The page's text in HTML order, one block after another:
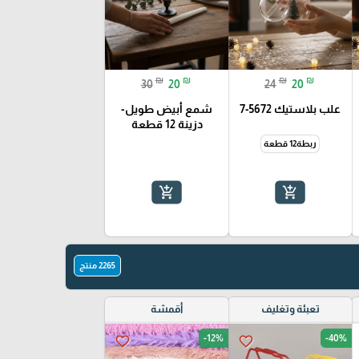
24 ₪ 20 ₪
علب بلاستيك 5672-7
ربطة12 قطعة
add_shopping_cart
30 ₪ 20 ₪
شمع أبيض طويل-
دزينة 12 قطعة
add_shopping_cart
2265 منتج
تعبئة وتغليف
favorite_border -40%
أقمشة
favorite_border -12%